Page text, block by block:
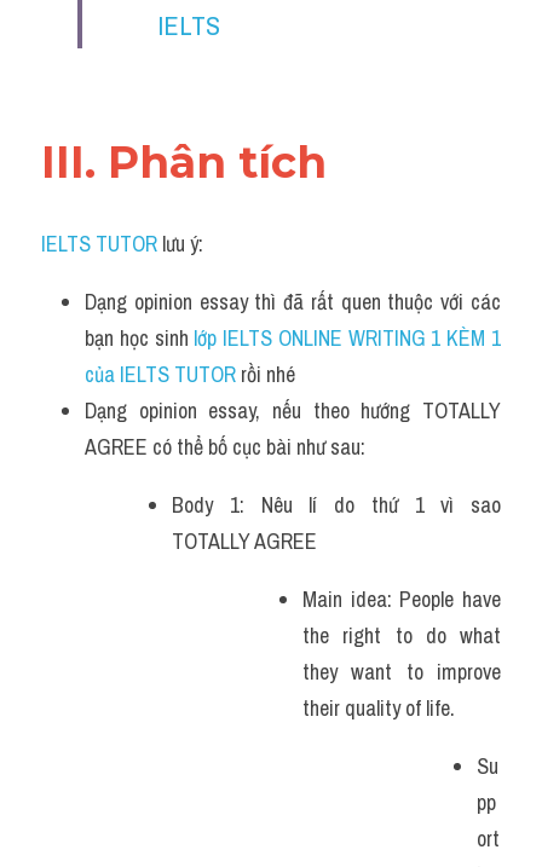
Business
IELTS
III. Phân tích
IELTS TUTOR lưu ý:
Dạng opinion essay thì đã rất quen thuộc với các
bạn học sinh lớp IELTS ONLINE WRITING 1 KÈM 1
của IELTS TUTOR rồi nhé
Dạng opinion essay, nếu theo hướng TOTALLY
AGREE có thể bố cục bài như sau:
Body 1: Nêu lí do thứ 1 vì sao
TOTALLY AGREE
Main idea: People have
the right to do what
they want to improve
their quality of life.
Su
pp
ort